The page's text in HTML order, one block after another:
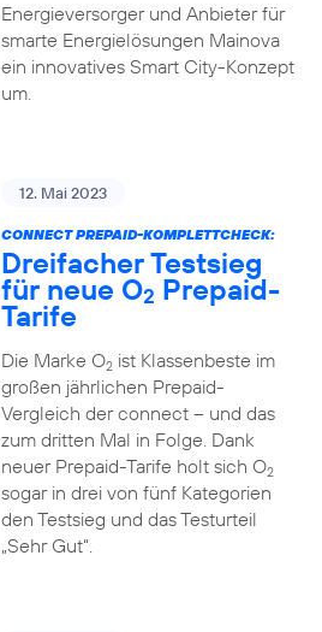
Energieversorger und Anbieter für
smarte Energielösungen Mainova
ein innovatives Smart City-Konzept
um.
12. Mai 2023
CONNECT PREPAID-KOMPLETTCHECK:
Dreifacher Testsieg
für neue O2 Prepaid-
Tarife
Die Marke O2ist Klassenbeste im
großen jährlichen Prepaid-
Vergleich der connect – und das
zum dritten Mal in Folge. Dank
neuer Prepaid-Tarife holt sich O2
sogar in drei von fünf Kategorien
den Testsieg und das Testurteil
„Sehr Gut“.